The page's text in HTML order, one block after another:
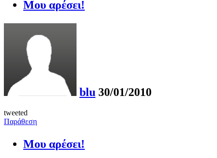
Μου αρέσει!
blu 30/01/2010
tweeted
Παράθεση
Μου αρέσει!